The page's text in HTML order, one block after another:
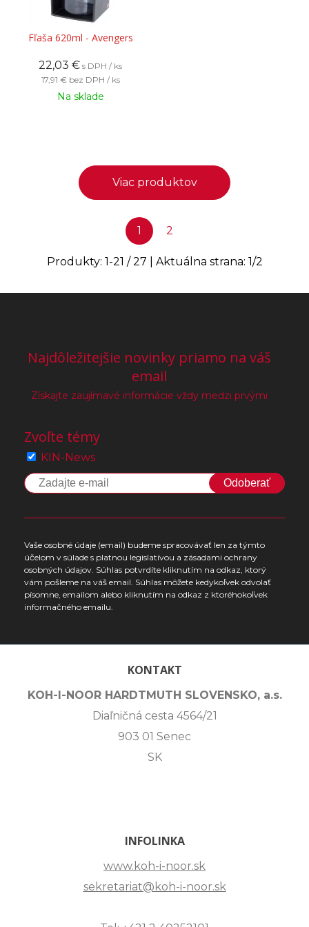
Fľaša 620ml - Avengers
22,03 € s DPH / ks
17,91 € bez DPH / ks
Na sklade
Viac produktov
1 2
Produkty: 1-21 /27 | Aktuálna strana: 1/2
Najdôležitejšie novinky priamo na váš
email
Získajte zaujímavé informácie vždy medzi prvými
Zvoľte témy
KIN-News
Odoberať
Vaše osobné údaje (email) budeme spracovávať len za týmto
účelom v súlade s platnou legislatívou a zásadami ochrany
osobných údajov. Súhlas potvrdíte kliknutím na odkaz, ktorý
vám pošleme na váš email. Súhlas môžete kedykoľvek odvolať
písomne, emailom alebo kliknutím na odkaz z ktoréhokoľvek
informačného emailu.
KONTAKT
KOH-I-NOOR HARDTMUTH SLOVENSKO, a.s.
Diaľničná cesta 4564/21
903 01 Senec
SK
INFOLINKA
www.koh-i-noor.sk
sekretariat@koh-i-noor.sk